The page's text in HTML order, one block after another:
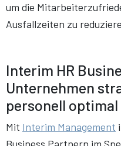
um die
Ausfallzeiten zu
Interim HR
Unternehmen
personell optimal
Mit Interim Management
Business Partnern im